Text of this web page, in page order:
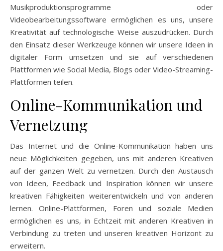
Musikproduktionsprogramme oder
Videobearbeitungssoftware ermöglichen es uns, unsere
Kreativität auf technologische Weise auszudrücken. Durch
den Einsatz dieser Werkzeuge können wir unsere Ideen in
digitaler Form umsetzen und sie auf verschiedenen
Plattformen wie Social Media, Blogs oder Video-Streaming-
Plattformen teilen.
Online-Kommunikation und
Vernetzung
Das Internet und die Online-Kommunikation haben uns
neue Möglichkeiten gegeben, uns mit anderen Kreativen
auf der ganzen Welt zu vernetzen. Durch den Austausch
von Ideen, Feedback und Inspiration können wir unsere
kreativen Fähigkeiten weiterentwickeln und von anderen
lernen. Online-Plattformen, Foren und soziale Medien
ermöglichen es uns, in Echtzeit mit anderen Kreativen in
Verbindung zu treten und unseren kreativen Horizont zu
erweitern.